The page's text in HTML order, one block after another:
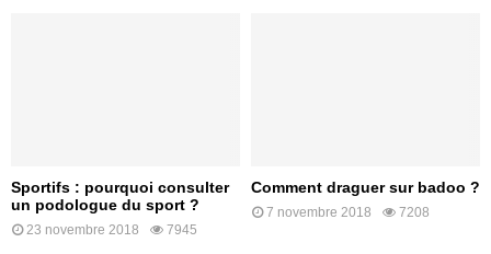
Sportifs : pourquoi consulter
un podologue du sport ?
23 novembre 2018 7945
Comment draguer sur badoo ?
7 novembre 2018 7208